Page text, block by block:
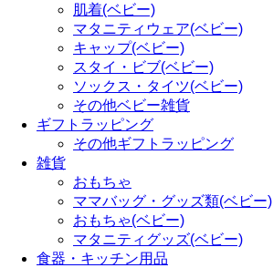
肌着(ベビー)
マタニティウェア(ベビー)
キャップ(ベビー)
スタイ・ビブ(ベビー)
ソックス・タイツ(ベビー)
その他ベビー雑貨
ギフトラッピング
その他ギフトラッピング
雑貨
おもちゃ
ママバッグ・グッズ類(ベビー)
おもちゃ(ベビー)
マタニティグッズ(ベビー)
食器・キッチン用品